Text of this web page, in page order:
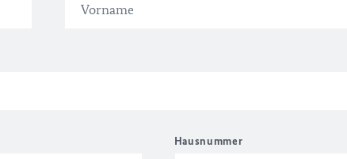
Hausnummer